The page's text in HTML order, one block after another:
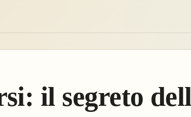
il segreto